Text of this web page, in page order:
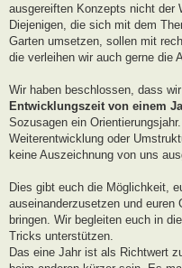
ausgereiften Konzepts nicht der
Diejenigen, die sich mit dem
Garten umsetzen, sollen mit
die verleihen wir auch gerne die
Wir haben beschlossen, dass
Entwicklungszeit von einem
Sozusagen ein
Weiterentwicklung oder
keine Auszeichnung von uns
Dies gibt euch die Möglichkeit,
auseinanderzusetzen und euren
bringen. Wir begleiten euch in
Tricks unterstützen.
Das eine Jahr ist als Richtwert